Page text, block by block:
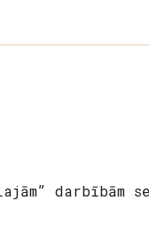
darbībām